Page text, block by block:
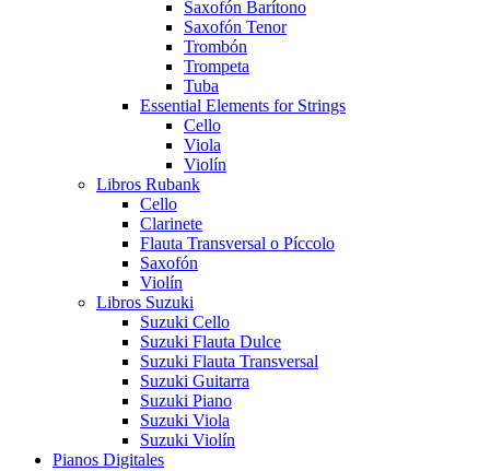
Saxofón Barítono
Saxofón Tenor
Trombón
Trompeta
Tuba
Essential Elements for Strings
Cello
Viola
Violín
Libros Rubank
Cello
Clarinete
Flauta Transversal o Píccolo
Saxofón
Violín
Libros Suzuki
Suzuki Cello
Suzuki Flauta Dulce
Suzuki Flauta Transversal
Suzuki Guitarra
Suzuki Piano
Suzuki Viola
Suzuki Violín
Pianos Digitales